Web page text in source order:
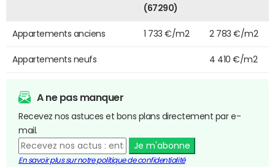
(67290)
Appartements anciens 1 733 €/m2 2 783 €/m2
Appartements neufs 4 410 €/m2
A ne pas manquer
Recevez nos astuces et bons plans directement par e-
mail.
Je m'abonne
En savoir plus sur notre politique de confidentialité